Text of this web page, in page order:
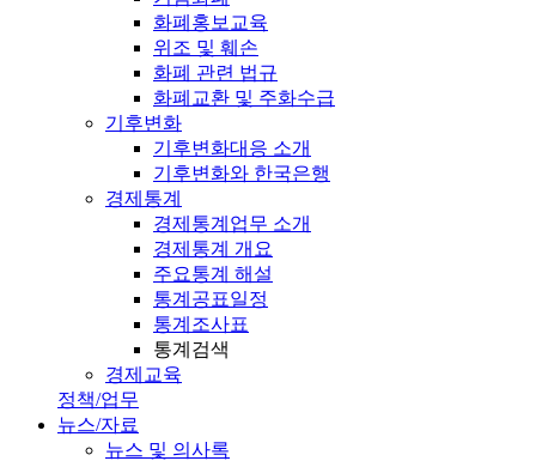
화폐홍보교육
위조 및 훼손
화폐 관련 법규
화폐교환 및 주화수급
기후변화
기후변화대응 소개
기후변화와 한국은행
경제통계
경제통계업무 소개
경제통계 개요
주요통계 해설
통계공표일정
통계조사표
통계검색
경제교육
정책/업무
뉴스/자료
뉴스 및 의사록